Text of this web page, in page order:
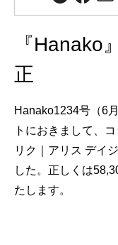
『Hanako
正
Hanako1234号（6
トにおきまして、
リク｜アリス デイ
した。正しくは
たします。